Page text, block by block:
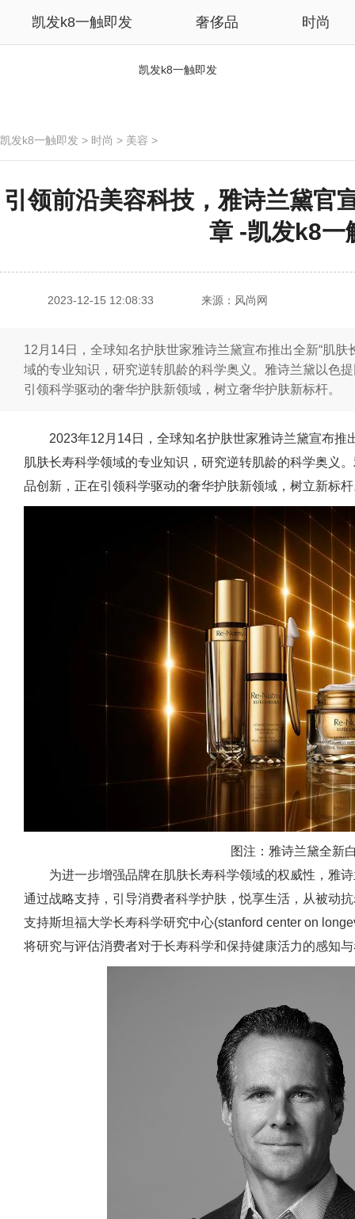
凯发k8一触即发 奢侈品 时尚
凯发k8一触即发
凯发k8一触即发 > 时尚 > 美容 >
引领前沿美容科技，雅诗兰黛官
章 -凯发k8一
2023-12-15 12:08:33 来源：风尚网
12月14日，全球知名护肤世家雅诗兰黛宣布推出全新“肌
域的专业知识，研究逆转肌龄的科学奥义。雅诗兰黛以色
引领科学驱动的奢华护肤新领域，树立奢华护肤新标杆。
2023年12月14日，全球知名护肤世家雅诗兰黛宣布
肌肤长寿科学领域的专业知识，研究逆转肌龄的科学奥义
品创新，正在引领科学驱动的奢华护肤新领域，树立新标
图注：雅诗兰黛全新
为进一步增强品牌在肌肤长寿科学领域的权威性，雅
通过战略支持，引导消费者科学护肤，悦享生活，从被动
支持斯坦福大学长寿科学研究中心(stanford center on
将研究与评估消费者对于长寿科学和保持健康活力的感知